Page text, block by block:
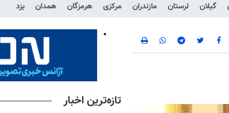
گیلان لرستان مازندران مرکزی هرمزگان همدان یزد
تازه‌ترین اخبار